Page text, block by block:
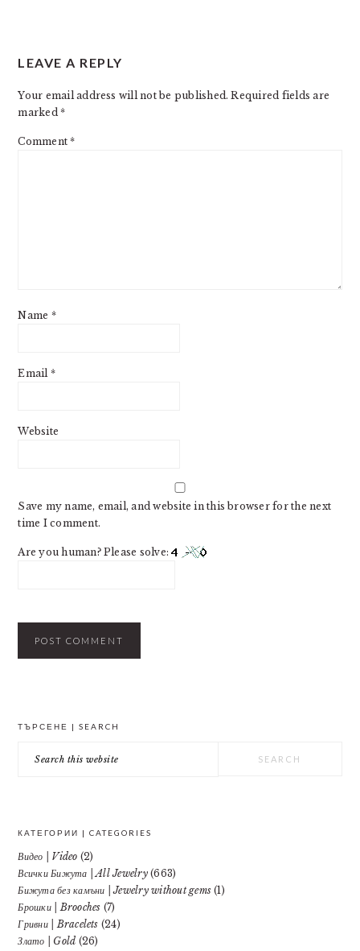
INTERACTIONS
LEAVE A REPLY
Your email address will not be published. Required fields are
marked*
Comment*
Name *
Email *
Website
Save my name, email, and website in this browser for the next
time I comment.
Are you human? Please solve:
ТЪРСЕНЕ | SEARCH
this
КАТЕГОРИИ | CATEGORIES
Видео | Video (2)
Всички Бижута | All Jewelry(663)
Бижута без камъни | Jewelry without gems (1)
Брошки | Brooches (7)
Гривни | Bracelets (24)
Злато | Gold (26)